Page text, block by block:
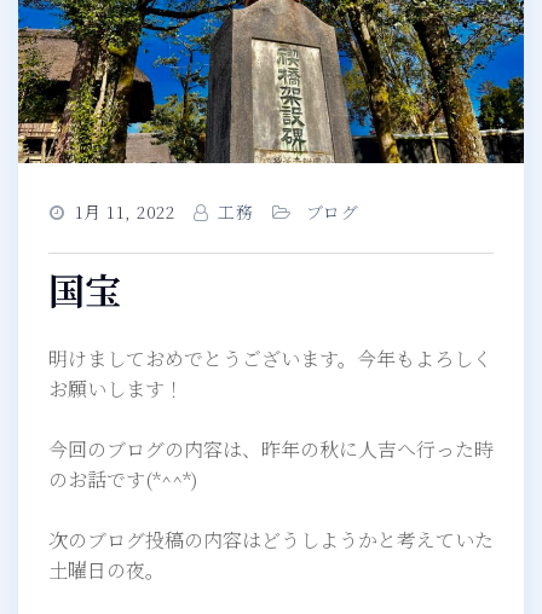
1月 11, 2022 工務 ブログ
国宝
明けましておめでとうございます。今年もよろしく
お願いします！
今回のブログの内容は、昨年の秋に人吉へ行った時
のお話です(*^^*)
次のブログ投稿の内容はどうしようかと考えていた
土曜日の夜。